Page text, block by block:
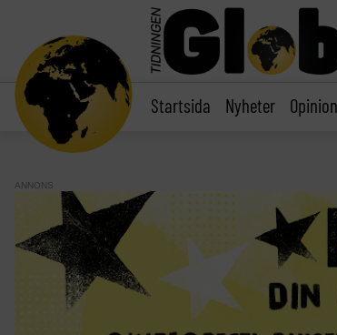
Startsida Nyheter Opinion
ANNONS